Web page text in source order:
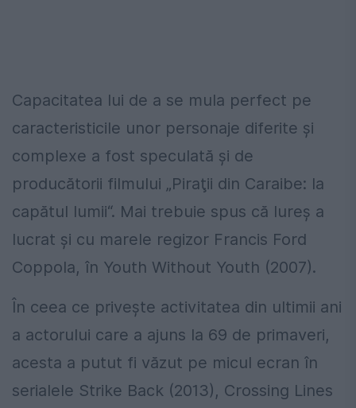
Capacitatea lui de a se mula perfect pe
caracteristicile unor personaje diferite şi
complexe a fost speculată şi de
producătorii filmului „Piraţii din Caraibe: la
capătul lumii“. Mai trebuie spus că Iureş a
lucrat şi cu marele regizor Francis Ford
Coppola, în Youth Without Youth (2007).
În ceea ce priveşte activitatea din ultimii ani
a actorului care a ajuns la 69 de primaveri,
acesta a putut fi văzut pe micul ecran în
serialele Strike Back (2013), Crossing Lines